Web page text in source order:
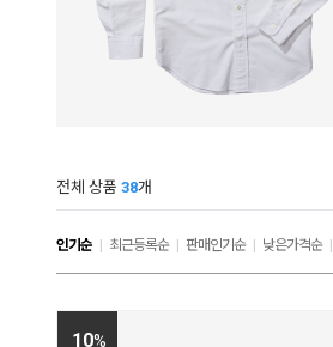
전체 상품 38개
인기순 최근등록순| 판매인기순| 낮은가격순|
10%